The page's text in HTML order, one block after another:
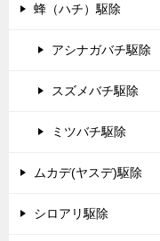
蜂（ハチ）駆除
アシナガバチ駆除
スズメバチ駆除
ミツバチ駆除
ムカデ(ヤスデ)駆除
シロアリ駆除